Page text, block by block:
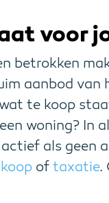
voor
betrokken
aanbod van
te koop
woning? In
als geen
oftaxatie.